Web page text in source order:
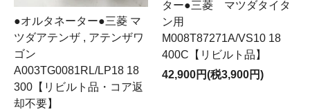
●オルタネーター●三菱 マ
ツダアテンザ , アテンザワ
ゴン
A003TG0081RL/LP18 18
300【リビルト品・コア返
却不要】
ター●三菱 マツダタイタ
ン用
M008T87271A/VS10 18
400C【リビルト品】
42,900円(税3,900円)